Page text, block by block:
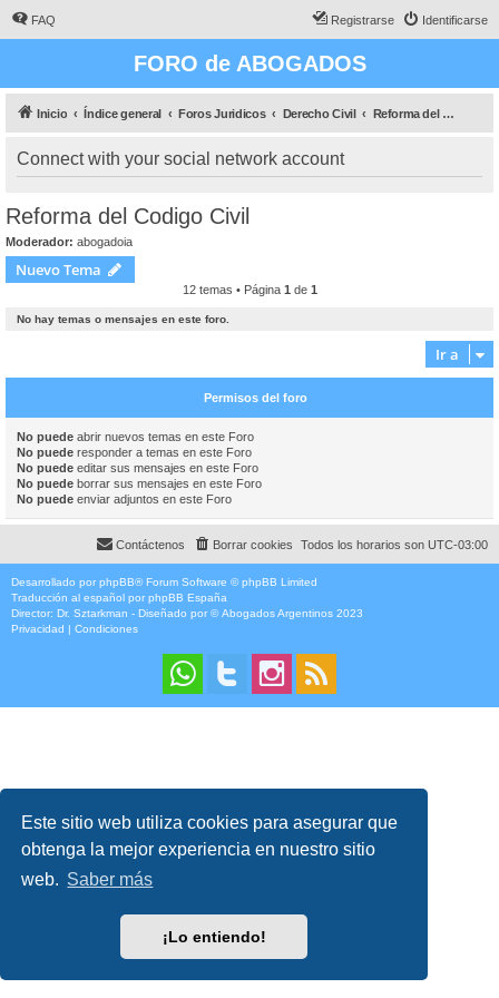
Este sitio web utiliza cookies para asegurar que
obtenga la mejor experiencia en nuestro sitio
web. Saber más
¡Lo entiendo!
FAQ Identificarse
Registrarse
FORO de ABOGADOS
Inicio Índice general Foros Juridicos Derecho Civil Reforma del Codigo Civil
Connect with your social network account
Reforma del Codigo Civil
Moderador: abogadoia
Nuevo Tema
12 temas • Página 1 de 1
No hay temas o mensajes en este foro.
Ir a
Permisos del foro
No puede abrir nuevos temas en este Foro
No puede responder a temas en este Foro
No puede editar sus mensajes en este Foro
No puede borrar sus mensajes en este Foro
No puede enviar adjuntos en este Foro
Todos los horarios son UTC-03:00
Borrar cookies
Contáctenos
Desarrollado por phpBB® Forum Software © phpBB Limited
Traducción al español por phpBB España
Director: Dr. Sztarkman - Diseñado por ©Abogados Argentinos 2023
Privacidad | Condiciones